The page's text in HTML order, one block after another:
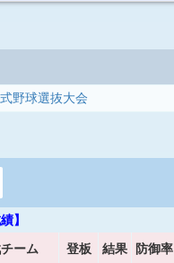
野球選抜大会
】
ーム 登板 結果 防御率